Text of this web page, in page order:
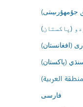
جۇمھۇرىيىتى)
(پاکستان)
(افغانستان)
(پاکستان)
العربية)
فارسى